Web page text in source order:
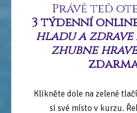
Právě teď
3 týdenní
hladu a zdravě
zhubne hravě
Klikněte dole na zelené
si své místo v kurzu.